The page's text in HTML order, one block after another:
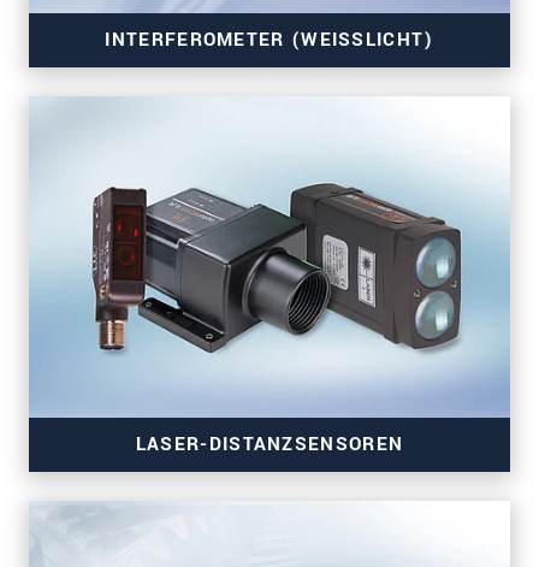
INTERFEROMETER (WEISSLICHT)
LASER-DISTANZSENSOREN